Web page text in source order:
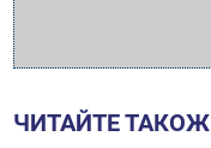
ЧИТАЙТЕ ТАКОЖ